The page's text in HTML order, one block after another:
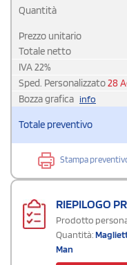
Quantità
Prezzo unitario
Totale netto
IVA22%
Sped. Personalizzato28
Bozza grafica info
Totale preventivo
Stampa
RIEPILOGO
Prodotto
Quantità:
Man